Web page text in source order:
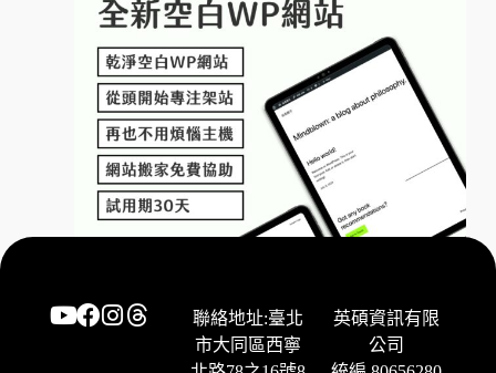
英碩資訊有限
公司
聯絡地址:臺北
市大同區西寧